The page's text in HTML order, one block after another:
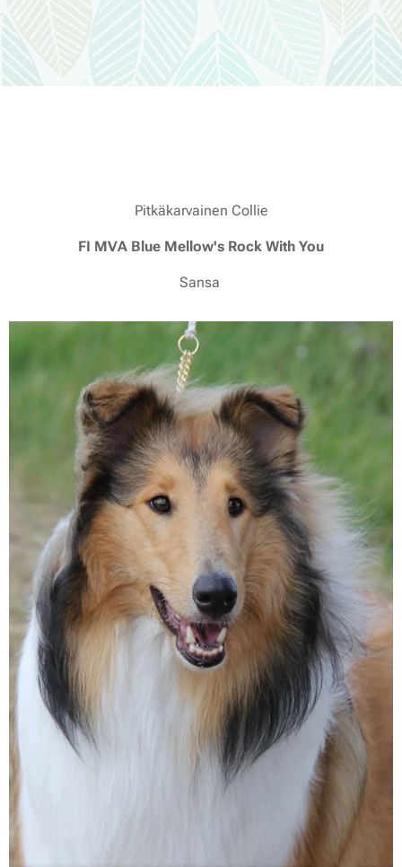
Pitkäkarvainen Collie
FI MVA Blue Mellow's Rock With You
Sansa